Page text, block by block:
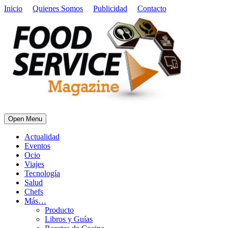
Inicio Quienes Somos Publicidad Contacto
Open Menu
Actualidad
Eventos
Ocio
Viajes
Tecnología
Salud
Chefs
Más…
Producto
Libros y Guías